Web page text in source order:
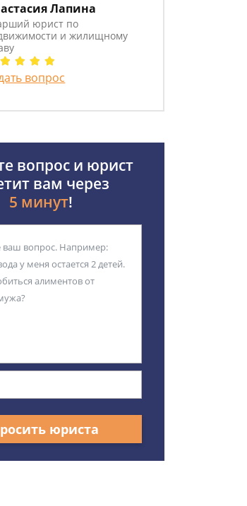
Лапина
юрист по
и жилищному
вопрос
вопрос и юрист
вам через
5 минут!
юриста